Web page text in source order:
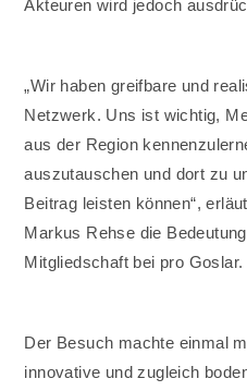
Akteuren wird jedoch
„Wir haben greifbare und
Netzwerk. Uns ist wichtig,
aus der Region
auszutauschen und dort zu
Beitrag leisten können“,
Markus Rehse die
Mitgliedschaft bei pro Goslar.
Der Besuch machte einmal
innovative und zugleich